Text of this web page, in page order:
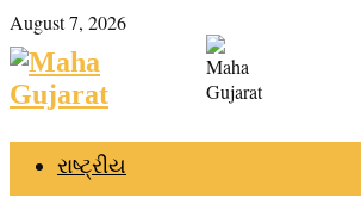
August 7, 2026
Facebook
Youtube
Email
Telegram
રાષ્ટ્રીય